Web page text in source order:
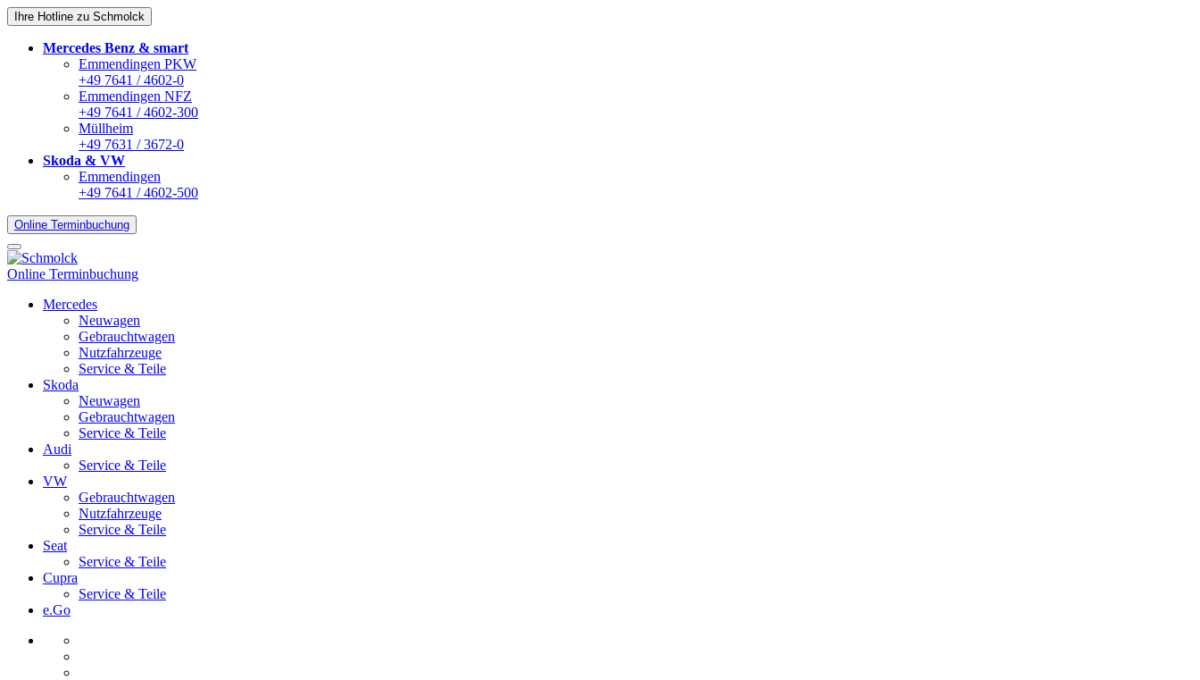
Ihre Hotline zu Schmolck
Mercedes Benz & smart
Emmendingen PKW
+49 7641 / 4602-0
Emmendingen NFZ
+49 7641 / 4602-300
Müllheim
+49 7631 / 3672-0
Skoda & VW
Emmendingen
+49 7641 / 4602-500
Online Terminbuchung
Online Terminbuchung
Mercedes
Neuwagen
Gebrauchtwagen
Nutzfahrzeuge
Service & Teile
Skoda
Neuwagen
Gebrauchtwagen
Service & Teile
Audi
Service & Teile
VW
Gebrauchtwagen
Nutzfahrzeuge
Service & Teile
Seat
Service & Teile
Cupra
Service & Teile
e.Go